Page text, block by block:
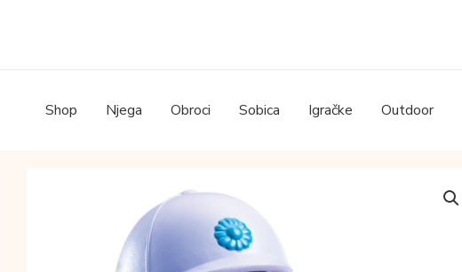
Shop Njega Obroci Sobica Igračke Outdoor